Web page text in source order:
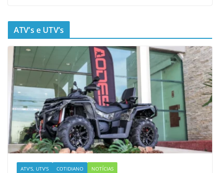
ATV’s e UTV’s
ATV'S, UTV'S COTIDIANO NOTÍCIAS